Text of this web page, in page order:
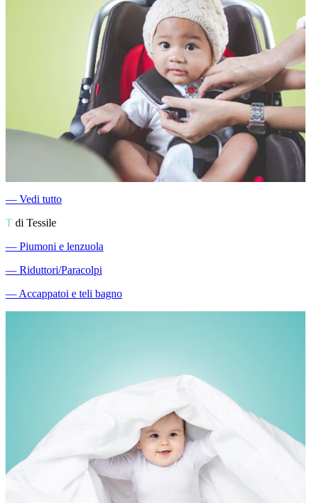
― Vedi tutto
T di Tessile
― Piumoni e lenzuola
― Riduttori/Paracolpi
―Accappatoi e teli bagno